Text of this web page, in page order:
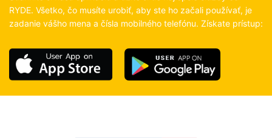
RYDE. Všetko, čo musíte urobiť, aby ste ho začali používať, je
zadanie vášho mena a čísla mobilného telefónu. Získate prístup: